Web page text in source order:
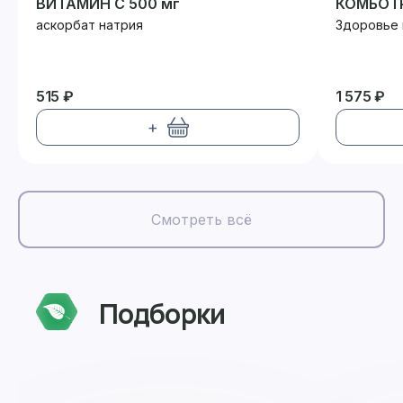
ВИТАМИН С 500 мг
аскорбат натрия
515 ₽
+
Здоровье
1 575 ₽
Смотреть всё
Подборки